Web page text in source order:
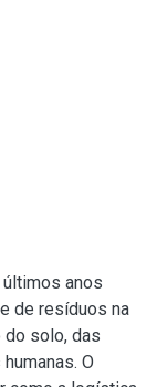
anos
de resíduos na
do solo, das
O